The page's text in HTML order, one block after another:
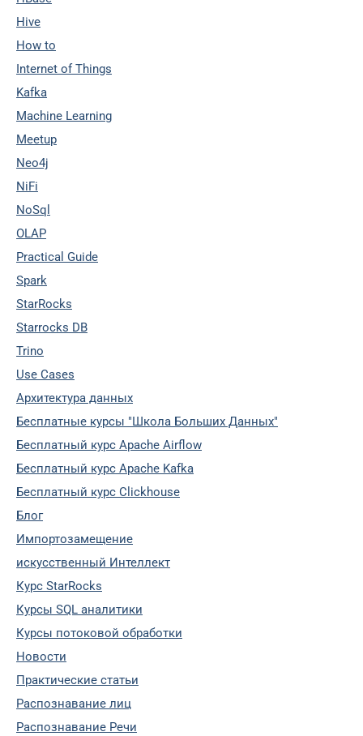
Hive
How to
Internet of Things
Kafka
Machine Learning
Meetup
Neo4j
NiFi
NoSql
OLAP
Practical Guide
Spark
StarRocks
Starrocks DB
Trino
Use Cases
Архитектура данных
Бесплатные курсы "Школа Больших Данных"
Бесплатный курс Apache Airflow
Бесплатный курс Apache Kafka
Бесплатный курс Clickhouse
Блог
Импортозамещение
искусственный Интеллект
Курс StarRocks
Курсы SQL аналитики
Курсы потоковой обработки
Новости
Практические статьи
Распознавание лиц
Распознавание Речи